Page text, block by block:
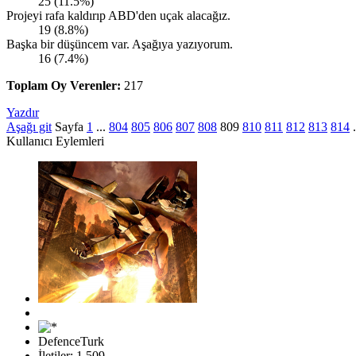
Projeyi rafa kaldırıp ABD'den uçak alacağız.
19 (8.8%)
Başka bir düşüncem var. Aşağıya yazıyorum.
16 (7.4%)
Toplam Oy Verenler: 217
Yazdır
Aşağı git Sayfa 1 ... 804 805 806 807 808 809 810 811 812 813 814
Kullanıcı Eylemleri
DefenceTurk